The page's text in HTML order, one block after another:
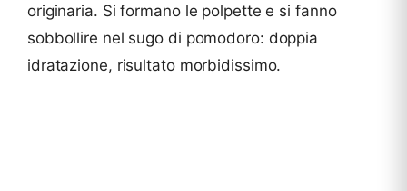
originaria. Si formano le polpette e si fanno
sobbollire nel sugo di pomodoro: doppia
idratazione, risultato morbidissimo.